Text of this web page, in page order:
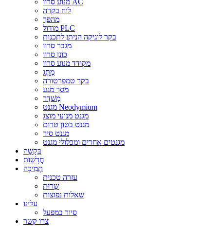
מנוע סרוו AC
לוח בקרה
מהפך
מודול PLC
בקר לוגיקה הניתן לתכנות
מגבר סרוו
כונן סרוו
מקודד מנוע סרוו
מֶתֶג
בקר טמפרטורה
מסך מגע
מַשׁדֵר
מגנט Neodymium
מגנט מנועי מוצג
מגנט בטון טרום
מגנט סיר
מגנטים אחרים ומכלולי מגנט
בַּקָשָׁה
חֲדָשׁוֹת
תְמִיכָה
עזרה טכנית
שֵׁרוּת
שאלות נפוצות
עלינו
סיור במפעל
צרו קשר